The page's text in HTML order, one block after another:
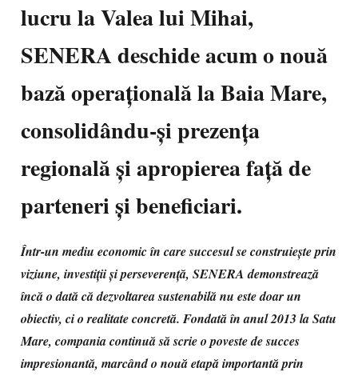
lucru la Valea lui Mihai,
SENERA deschide acum o nouă
bază operațională la Baia Mare,
consolidându-și prezența
regională și apropierea față de
parteneri și beneficiari.
Într-un mediu economic în care succesul se construiește prin
viziune, investiții și perseverență, SENERA demonstrează
încă o dată că dezvoltarea sustenabilă nu este doar un
obiectiv, ci o realitate concretă. Fondată în anul 2013 la Satu
Mare, compania continuă să scrie o poveste de succes
impresionantă, marcând o nouă etapă importantă prin